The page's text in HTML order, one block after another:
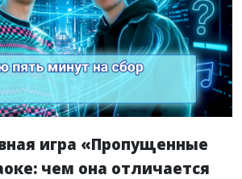
игра «Пропущенные
чем она отличается